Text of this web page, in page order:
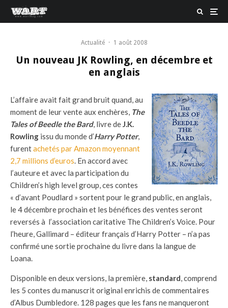
Actualité · 1 août 2008
Un nouveau JK Rowling, en décembre et
en anglais
L’affaire avait fait grand bruit quand, au
moment de leur vente aux enchères, The
Tales of Beedle the Bard, livre deJ.K.
Rowling issu du monde d’Harry Potter,
furentachetés par Amazon moyennant
2,7 millions d’euros. En accord avec
l’auteure et avec la participation du
Children’s high level group, ces contes
« d’avant Poudlard » sortent pour le grand public, en anglais,
le 4 décembre prochain et les bénéfices des ventes seront
reversés à l’association caritative The Children’s Voice. Pour
l’heure, Gallimard – éditeur français d’Harry Potter – n’a pas
confirmé une sortie prochaine du livre dans la langue de
Loana.
Disponible en deux versions, la première, standard, comprend
les 5 contes du manuscrit original enrichis de commentaires
d’Albus Dumbledore. 128 pages que les fans ne manqueront